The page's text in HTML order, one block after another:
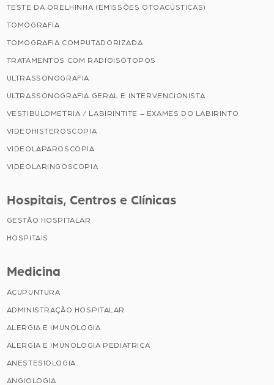
TESTE DA ORELHINHA (EMISSÕES OTOACÚSTICAS)
TOMOGRAFIA
TOMOGRAFIA COMPUTADORIZADA
TRATAMENTOS COM RADIOISÓTOPOS
ULTRASSONOGRAFIA
ULTRASSONOGRAFIA GERAL E INTERVENCIONISTA
VESTIBULOMETRIA / LABIRINTITE – EXAMES DO LABIRINTO
VIDEOHISTEROSCOPIA
VIDEOLAPAROSCOPIA
VIDEOLARINGOSCOPIA
Hospitais, Centros e Clínicas
GESTÃO HOSPITALAR
HOSPITAIS
Medicina
ACUPUNTURA
ADMINISTRAÇÃO HOSPITALAR
ALERGIA E IMUNOLOGIA
ALERGIA E IMUNOLOGIA PEDIATRICA
ANESTESIOLOGIA
ANGIOLOGIA